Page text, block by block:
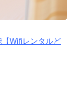
Wifiレンタルど